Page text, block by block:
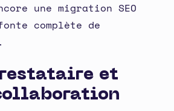
une migration SEO
complète de
et